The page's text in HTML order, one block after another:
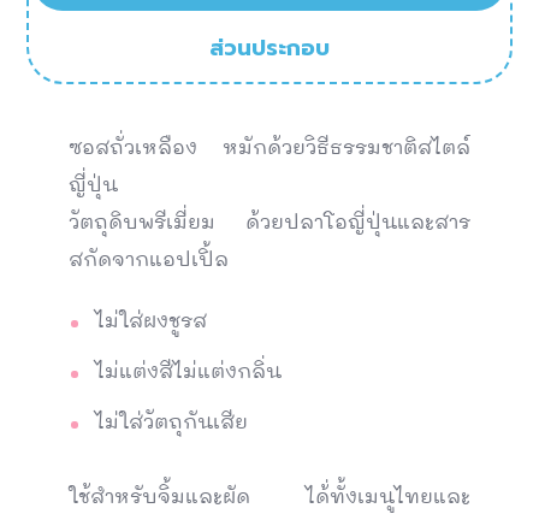
ส่วนประกอบ
ซอสถั่วเหลือง หมักด้วยวิธีธรรมชาติสไตล์
ญี่ปุ่น
วัตถุดิบพรีเมี่ยม ด้วยปลาโอญี่ปุ่นและสาร
สกัดจากแอปเปิ้ล
ไม่ใส่ผงชูรส
ไม่แต่งสีไม่แต่งกลิ่น
ไม่ใส่วัตถุกันเสีย
ใช้สำหรับจิ้มและผัด ได้่ทั้งเมนูไทยและ